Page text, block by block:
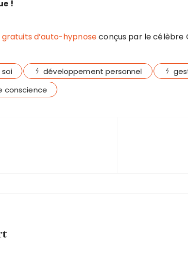
!
gratuits d’auto-hypnoseconçus par le célèbre
développement personnel
conscience